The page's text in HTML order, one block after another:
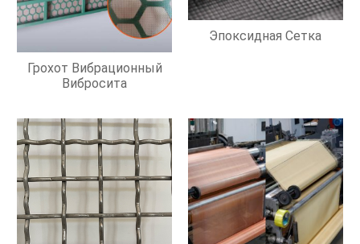
Грохот Вибрационный
Вибросита
Эпоксидная Сетка